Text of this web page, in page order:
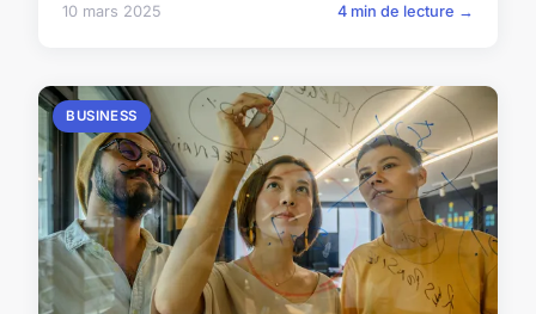
10 mars 2025 4 min de lecture →
BUSINESS